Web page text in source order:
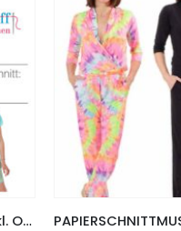
Jumpsuit “RUNA” – Gr. 110 – 152 – inkl. Oneshoulder